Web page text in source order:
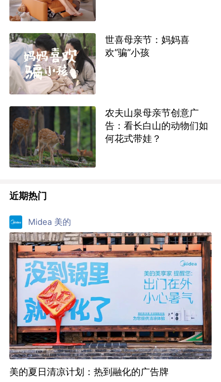
世喜母亲节：妈妈喜
欢“骗”小孩
农夫山泉母亲节创意广
告：看长白山的动物们如
何花式带娃？
近期热门
Midea 美的
美的夏日清凉计划：热到融化的广告牌